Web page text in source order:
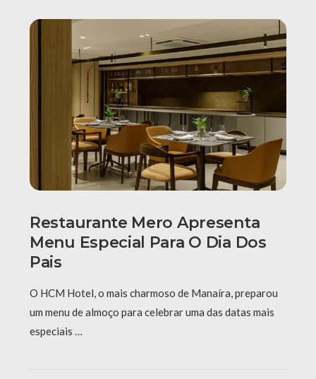
Restaurante Mero Apresenta
Menu Especial Para O Dia Dos
Pais
O HCM Hotel, o mais charmoso de Manaíra, preparou
um menu de almoço para celebrar uma das datas mais
especiais …